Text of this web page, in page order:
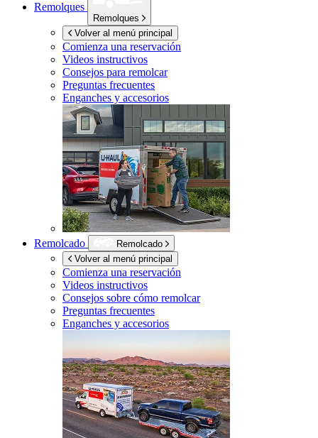
Remolques
Remolques
Volver al menú principal
Comienza una reservación
Videos instructivos
Consejos para remolcar
Preguntas frecuentes
Enganches y accesorios
Remolcado
Remolcado
Volver al menú principal
Comienza una reservación
Videos instructivos
Consejos sobre cómo remolcar
Preguntas frecuentes
Enganches y accesorios